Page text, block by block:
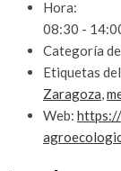
Hora:
08:30 -
Categoría
Etiquetas
Zaragoza,
Web: https://